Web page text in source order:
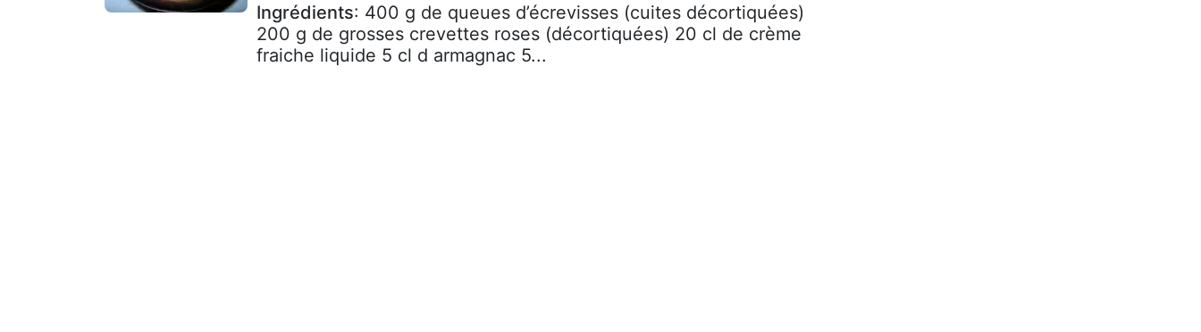
Ingrédients: 400 g de queues d’écrevisses (cuites décortiquées)
200 g de grosses crevettes roses (décortiquées) 20 cl de crème
fraiche liquide 5 cl d armagnac 5...